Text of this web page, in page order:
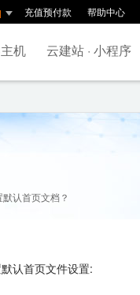
充值预付款 帮助中心
机 云建站 · 小程序
认首页文档？
认首页文件设置: